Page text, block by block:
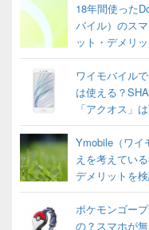
18年間使った
バイル）のス
ット・デメリ
ワイモバイル
は使える？
「アクオス」
Ymobile（ワイ
えを考えてい
デメリットを
ポケモンゴー
の？スマホが